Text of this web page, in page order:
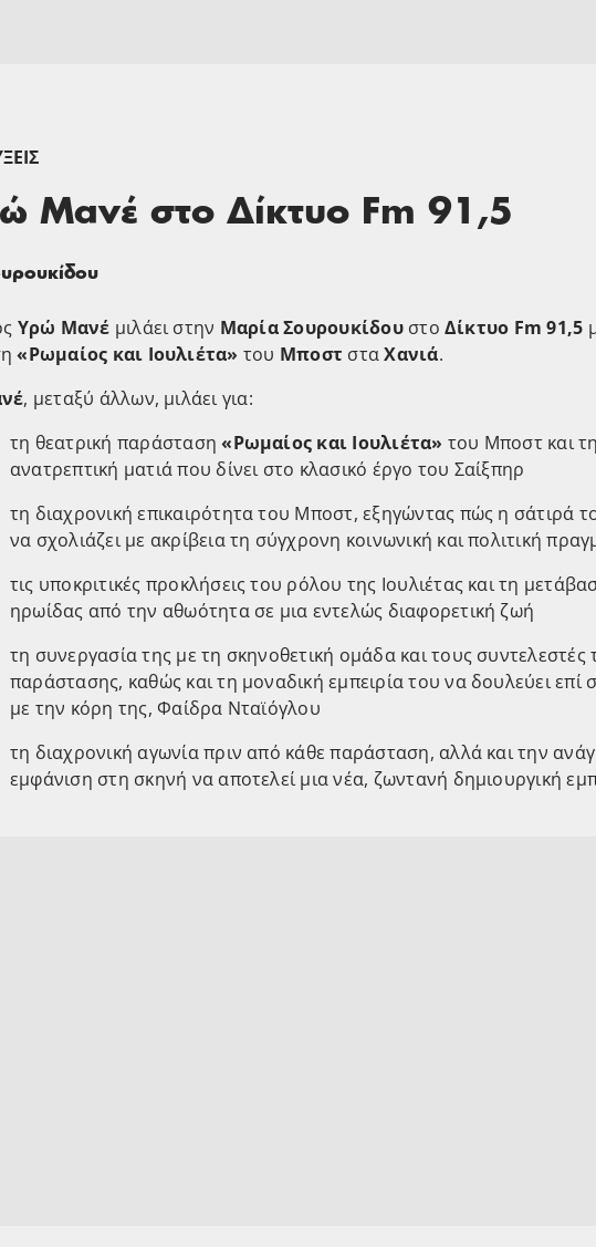
Μανέ στο Δίκτυο Fm 91,5
Υρώ Μανέ μιλάει στην Μαρία Σουρουκίδου στο Δίκτυο Fm 91,5
«Ρωμαίος και Ιουλιέτα» του Μποστ σταΧανιά.
, μεταξύ άλλων, μιλάει για:
τη θεατρική παράσταση«Ρωμαίος και Ιουλιέτα» του Μποστ και
ανατρεπτική ματιά που δίνει στο κλασικό έργο του Σαίξπηρ
τη διαχρονική επικαιρότητα του Μποστ, εξηγώντας πώς η σάτιρά
να σχολιάζει με ακρίβεια τη σύγχρονη κοινωνική και πολιτική
τις υποκριτικές προκλήσεις του ρόλου της Ιουλιέτας και τη
ηρωίδας από την αθωότητα σε μια εντελώς διαφορετική ζωή
τη συνεργασία της με τη σκηνοθετική ομάδα και τους συντελεστές
παράστασης, καθώς και τη μοναδική εμπειρία του να δουλεύει επί
με την κόρη της, Φαίδρα Νταϊόγλου
τη διαχρονική αγωνία πριν από κάθε παράσταση, αλλά και την
εμφάνιση στη σκηνή να αποτελεί μια νέα, ζωντανή δημιουργική